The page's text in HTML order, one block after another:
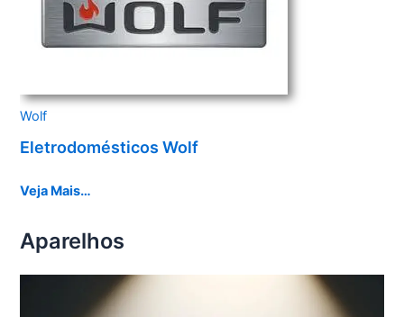
Wolf
Eletrodomésticos Wolf
Veja Mais…
Aparelhos